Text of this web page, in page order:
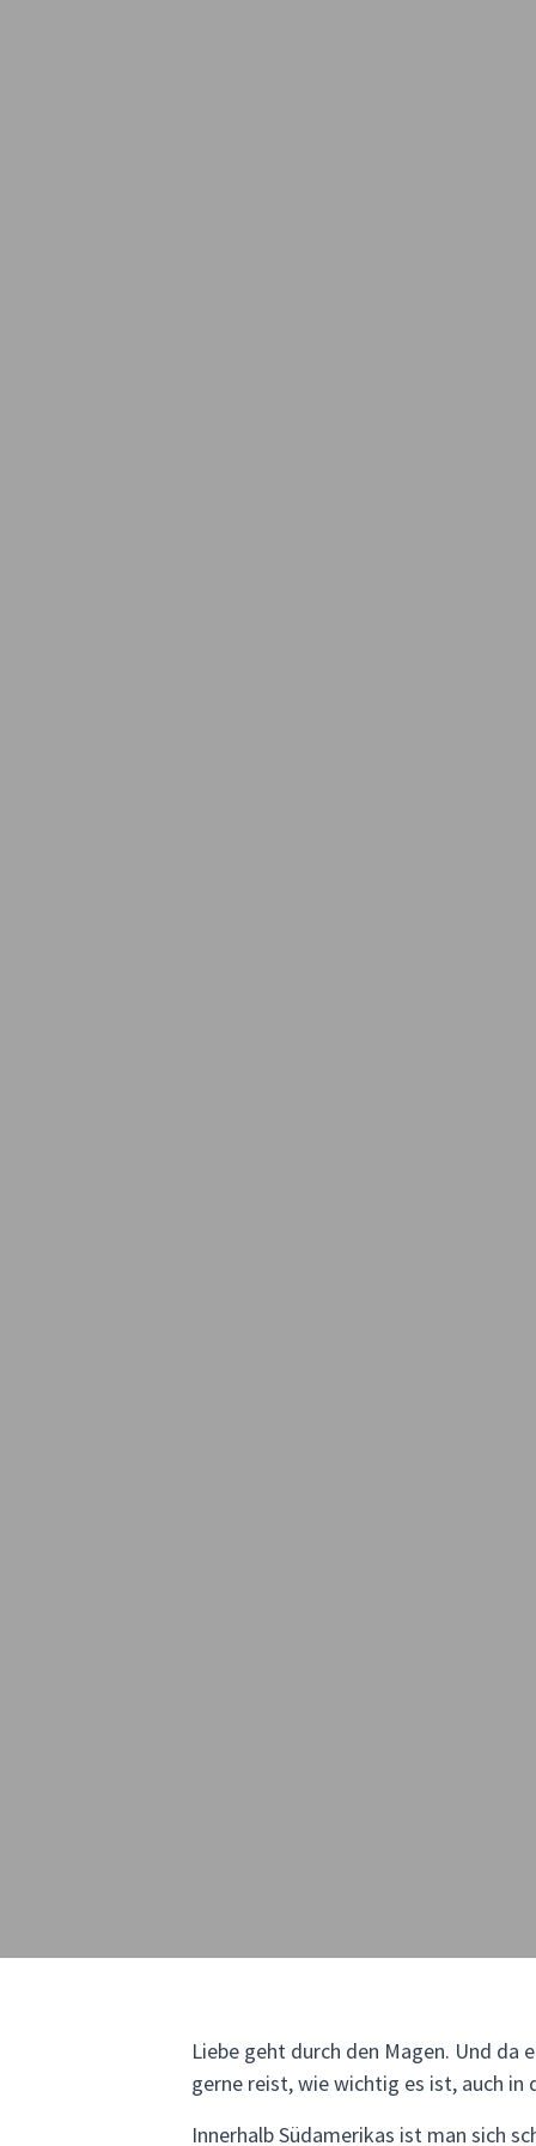
Liebe geht durch den Magen. Und da
gerne reist, wie wichtig es ist, auch in
Innerhalb Südamerikas ist man sich